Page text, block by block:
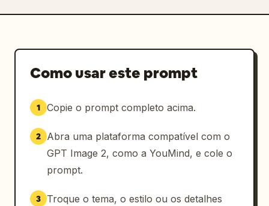
Como usar este prompt
1 Copie o prompt completo acima.
2
Abra uma plataforma compatível com o
GPT Image 2, como a YouMind, e cole o
prompt.
3
Troque o tema, o estilo ou os detalhes